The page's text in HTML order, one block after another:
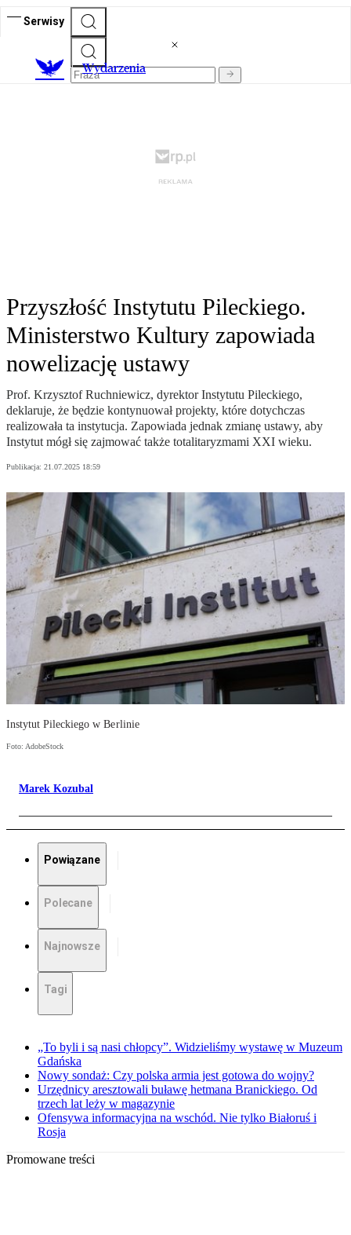
Serwisy
Wydarzenia
Przyszłość Instytutu Pileckiego.
Ministerstwo Kultury zapowiada
nowelizację ustawy
Prof. Krzysztof Ruchniewicz, dyrektor Instytutu Pileckiego,
deklaruje, że będzie kontynuował projekty, które dotychczas
realizowała ta instytucja. Zapowiada jednak zmianę ustawy, aby
Instytut mógł się zajmować także totalitaryzmami XXI wieku.
Publikacja: 21.07.2025 18:59
Instytut Pileckiego w Berlinie
Foto: AdobeStock
Marek Kozubal
Powiązane
Polecane
Najnowsze
Tagi
„To byli i są nasi chłopcy”. Widzieliśmy wystawę w Muzeum
Gdańska
Nowy sondaż: Czy polska armia jest gotowa do wojny?
Urzędnicy aresztowali buławę hetmana Branickiego. Od
trzech lat leży w magazynie
Ofensywa informacyjna na wschód. Nie tylko Białoruś i
Rosja
Promowane treści